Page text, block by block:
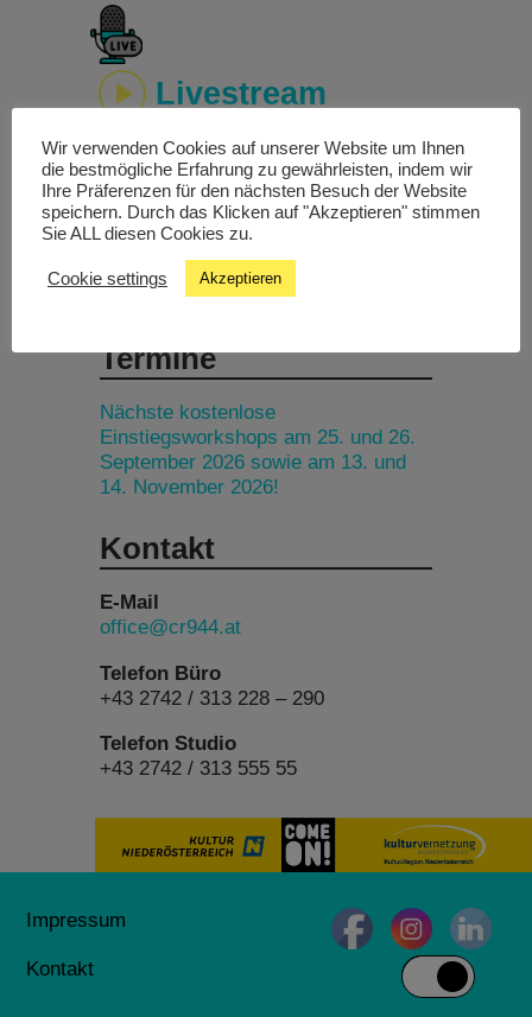
Livestream
Studiochat
Songfinder
Termine
Nächste kostenlose
Einstiegsworkshops am 25. und 26.
September 2026 sowie am 13. und
14. November 2026!
Kontakt
E-Mail
office@cr944.at
Telefon Büro
+43 2742 / 313 228 – 290
Telefon Studio
+43 2742 / 313 555 55
Impressum
Kontakt
Wir verwenden Cookies auf unserer Website um Ihnen
die bestmögliche Erfahrung zu gewährleisten, indem wir
Ihre Präferenzen für den nächsten Besuch der Website
speichern. Durch das Klicken auf "Akzeptieren" stimmen
Sie ALL diesen Cookies zu.
Cookie settings Akzeptieren